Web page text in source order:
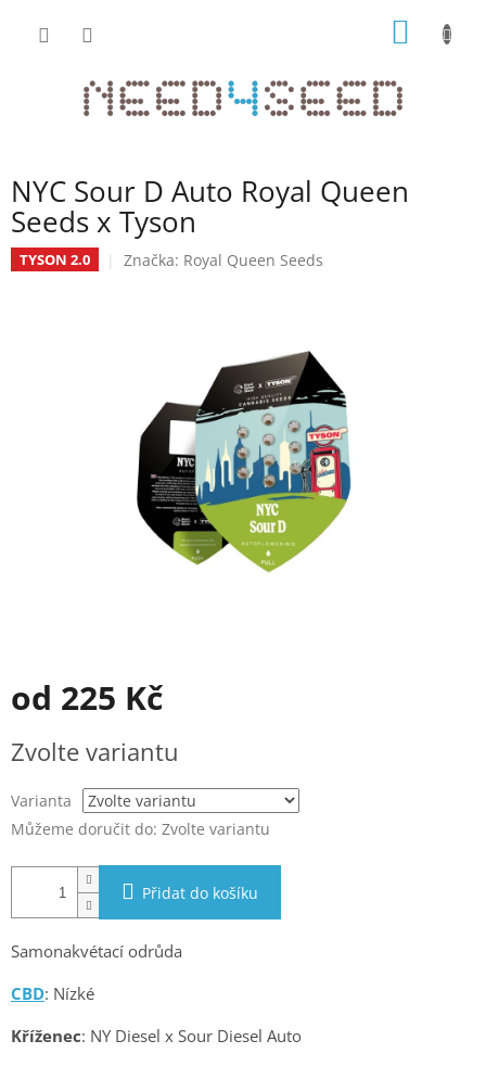
NYC Sour D Auto Royal Queen
Seeds x Tyson
TYSON 2.0 Značka: Royal Queen Seeds
od 225 Kč
cena:
Zvolte variantu
Varianta
Můžeme doručit do: Zvolte variantu
Přidat do košíku
Samonakvétací odrůda
CBD: Nízké
Kříženec: NY Diesel x Sour Diesel Auto